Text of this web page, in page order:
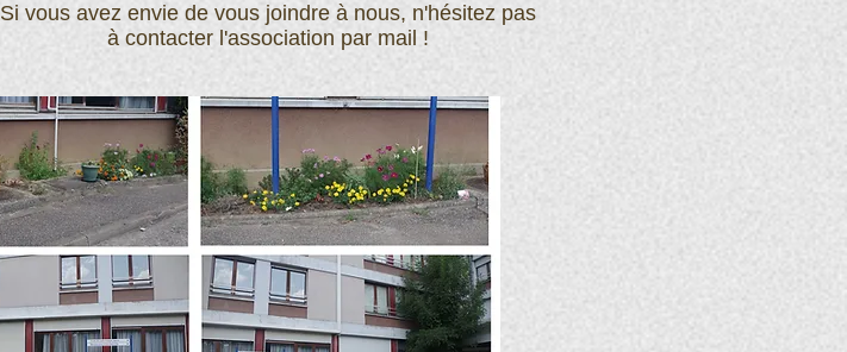
Si vous avez envie de vous joindre à nous, n'hésitez pas
à contacter l'association par mail !